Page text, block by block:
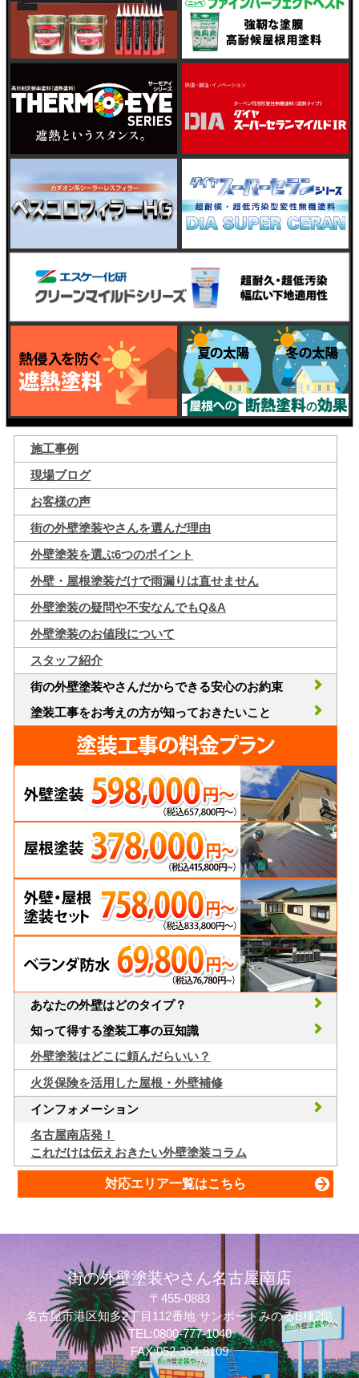
施工事例
現場ブログ
お客様の声
街の外壁塗装やさんを選んだ理由
外壁塗装を選ぶ6つのポイント
外壁・屋根塗装だけで雨漏りは直せません
外壁塗装の疑問や不安なんでもQ&A
外壁塗装のお値段について
スタッフ紹介
街の外壁塗装やさんだからできる安心のお約束
塗装工事をお考えの方が知っておきたいこと
あなたの外壁はどのタイプ？
知って得する塗装工事の豆知識
外壁塗装はどこに頼んだらいい？
火災保険を活用した屋根・外壁補修
インフォメーション
名古屋南店発！
これだけは伝えおきたい外壁塗装コラム
対応エリア一覧はこちら
質問してね！
街の外壁塗装やさん名古屋南店
〒455-0883
名古屋市港区知多2丁目112番地 サンポートみのるB棟2階
TEL:0800-777-1040
FAX:052-304-8109